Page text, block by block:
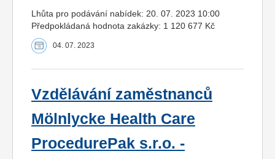
Lhůta pro podávání nabídek: 20. 07. 2023 10:00
Předpokládaná hodnota zakázky: 1 120 677 Kč
04. 07. 2023
Vzdělávání zaměstnanců
Mölnlycke Health Care
ProcedurePak s.r.o. -